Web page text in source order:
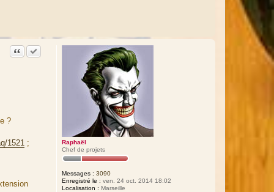
Raphaël
Chef de projets
Messages : 3090
Enregistré le : ven. 24 oct. 2014 18:02
Localisation : Marseille
CitationAccepter cette réponse
?
1521 ;